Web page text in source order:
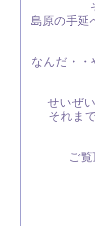
島原の手延
なんだ・・
せいぜ
それま
ご